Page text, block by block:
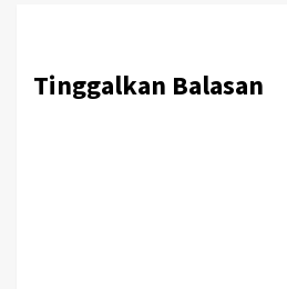
Tinggalkan Balasan